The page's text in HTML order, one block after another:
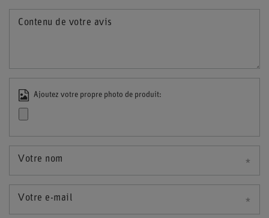
Contenu de votre avis
Ajoutez votre propre photo de produit:
Votre nom
Votre e-mail